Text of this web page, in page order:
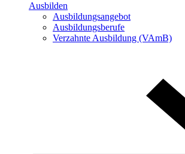
Ausbilden
Ausbildungsangebot
Ausbildungsberufe
Verzahnte Ausbildung (VAmB)